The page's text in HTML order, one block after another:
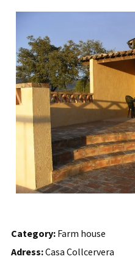
Category: Farm house
Adress:Casa Collcervera